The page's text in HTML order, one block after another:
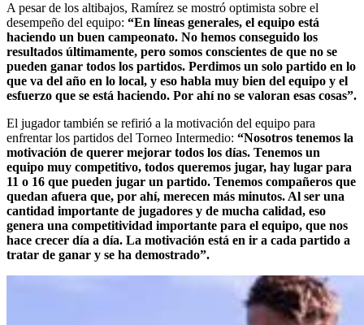
A pesar de los altibajos, Ramírez se mostró optimista sobre el
desempeño del equipo: “En líneas generales, el equipo está
haciendo un buen campeonato. No hemos conseguido los
resultados últimamente, pero somos conscientes de que no se
pueden ganar todos los partidos. Perdimos un solo partido en lo
que va del año en lo local, y eso habla muy bien del equipo y el
esfuerzo que se está haciendo. Por ahí no se valoran esas cosas”.
El jugador también se refirió a la motivación del equipo para
enfrentar los partidos del Torneo Intermedio: “Nosotros tenemos la
motivación de querer mejorar todos los días. Tenemos un
equipo muy competitivo, todos queremos jugar, hay lugar para
11 o 16 que pueden jugar un partido. Tenemos compañeros que
quedan afuera que, por ahí, merecen más minutos. Al ser una
cantidad importante de jugadores y de mucha calidad, eso
genera una competitividad importante para el equipo, que nos
hace crecer día a día. La motivación está en ir a cada partido a
tratar de ganar y se ha demostrado”.